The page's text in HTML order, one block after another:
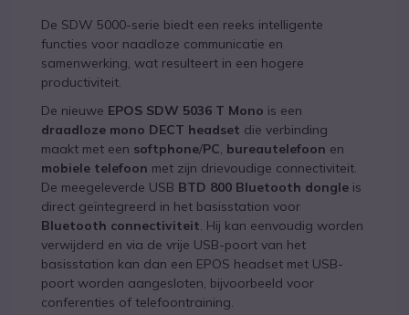
De SDW 5000-serie biedt een reeks intelligente
functies voor naadloze communicatie en
samenwerking, wat resulteert in een hogere
productiviteit.
De nieuwe EPOS SDW 5036 T Mono is een
draadloze mono DECT headset die verbinding
maakt met een softphone/PC, bureautelefoon en
mobiele telefoon met zijn drievoudige connectiviteit.
De meegeleverde USB BTD 800 Bluetooth dongle is
direct geïntegreerd in het basisstation voor
Bluetooth connectiviteit. Hij kan eenvoudig worden
verwijderd en via de vrije USB-poort van het
basisstation kan dan een EPOS headset met USB-
poort worden aangesloten, bijvoorbeeld voor
conferenties of telefoontraining.